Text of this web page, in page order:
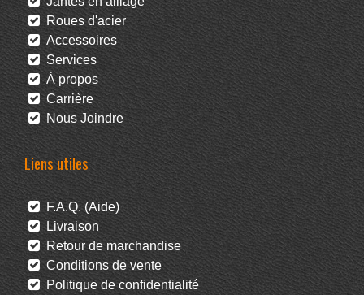
Roues d'acier
Accessoires
Services
À propos
Carrière
Nous Joindre
Liens utiles
F.A.Q. (Aide)
Livraison
Retour de marchandise
Conditions de vente
Politique de confidentialité